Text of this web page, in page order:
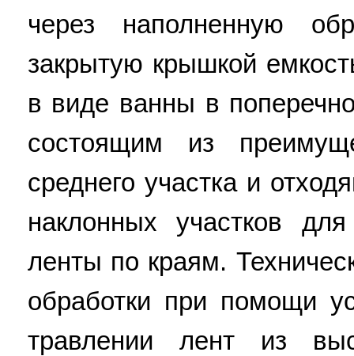
через наполненную
закрытую крышкой
в виде ванны в
состоящим из
среднего участка и
наклонных участков
ленты по краям.
обработки при помощи
травлении лент из